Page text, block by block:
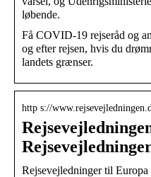
løbende.
Få COVID-19 rejseråd og
og efter rejsen, hvis du
landets grænser.
http s://
Rejsevejledninger til